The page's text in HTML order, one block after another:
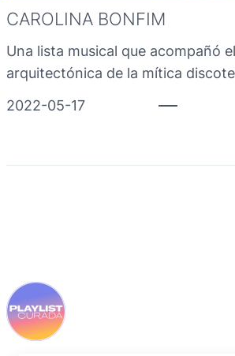
CAROLINA BONFIM
Una lista musical que acompañó
arquitectónica de la mítica
2022-05-17